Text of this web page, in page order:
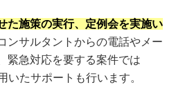
た施策の実行、定例会を実施い
ンサルタントからの電話やメー
緊急対応を要する案件では
いたサポートも行います。